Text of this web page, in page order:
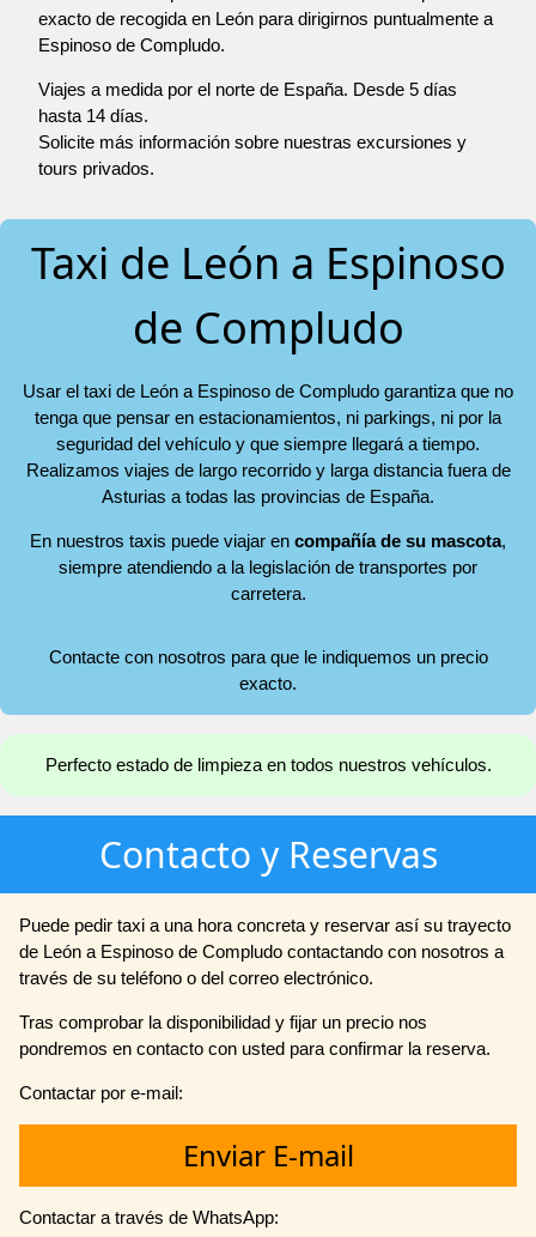
exacto de recogida en León para dirigirnos puntualmente a
Espinoso de Compludo.
Viajes a medida por el norte de España. Desde 5 días
hasta 14 días.
Solicite más información sobre nuestras excursiones y
tours privados.
Taxi de León a Espinoso
de Compludo
Usar el taxi de León a Espinoso de Compludo garantiza que no
tenga que pensar en estacionamientos, ni parkings, ni por la
seguridad del vehículo y que siempre llegará a tiempo.
Realizamos viajes de largo recorrido y larga distancia fuera de
Asturias a todas las provincias de España.
En nuestros taxis puede viajar en compañía de su mascota,
siempre atendiendo a la legislación de transportes por
carretera.
Contacte con nosotros para que le indiquemos un precio
exacto.
Perfecto estado de limpieza en todos nuestros vehículos.
Contacto y Reservas
Puede pedir taxi a una hora concreta y reservar así su trayecto
de León a Espinoso de Compludo contactando con nosotros a
través de su teléfono o del correo electrónico.
Tras comprobar la disponibilidad y fijar un precio nos
pondremos en contacto con usted para confirmar la reserva.
Contactar por e-mail:
Enviar E-mail
Contactar a través de WhatsApp: